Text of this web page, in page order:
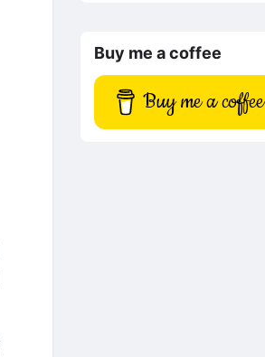
Buy me a coffee
Buy me a coffee